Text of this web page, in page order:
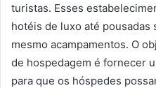
turistas. Esses
hotéis de luxo até pousadas
mesmo acampamentos. O
de hospedagem é fornecer
para que os hóspedes